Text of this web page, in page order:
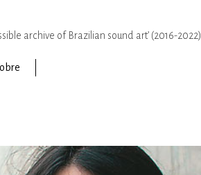
archive of Brazilian sound art’ (2016-2022)